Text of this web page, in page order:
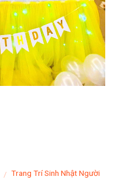
/ Trang Trí Sinh Nhật Người